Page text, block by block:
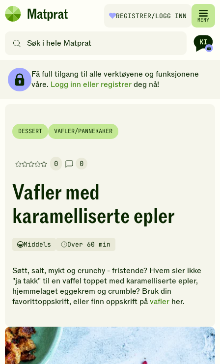
Hopp til hovedinnhold
Matprat
REGISTRER/LOGG INN MENY
etter
filtre
Få full tilgang til alle verktøyene og funksjonene
våre. Logg inn eller registrerdeg nå!
DESSERT VAFLER/PANNEKAKER
0
Denne
har
foreløpig
ingen
vurderinger.
den
til
å
vurdere
denne
oppskriften.
0
Vafler med
karamelliserte epler
Vanskelighetsgrad
Middels
TilberedningstidOver 60 min
Søtt, salt, mykt og crunchy - fristende? Hvem sier ikke
"ja takk" til en vaffel toppet med karamelliserte epler,
hjemmelaget eggekrem og crumble? Bruk din
favorittoppskrift, eller finn oppskrift påvafler her.